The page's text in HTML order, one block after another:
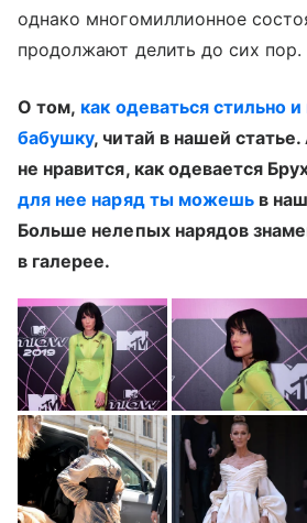
однако многомиллионное
продолжают делить до сих пор.
О том, как одеваться стильно
бабушку, читай в нашей
не нравится, как одевается
для нее наряд ты можешь в
Больше нелепых нарядов
в галерее.